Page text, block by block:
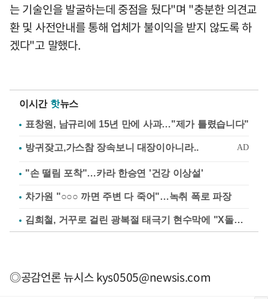
는 기술인을 발굴하는데 중점을 뒀다"며 "충분한 의견교
환 및 사전안내를 통해 업체가 불이익을 받지 않도록 하
겠다"고 말했다.
이시간 핫뉴스
표창원, 남규리에 15년 만에 사과…"제가 틀렸습니다"
"손 떨림 포착"…카라 한승연 '건강 이상설'
차가원 "○○○ 까면 주변 다 죽어"…녹취 폭로 파장
김희철, 거꾸로 걸린 광복절 태극기 현수막에 "X돌았네"
◎공감언론 뉴시스kys0505@newsis.com